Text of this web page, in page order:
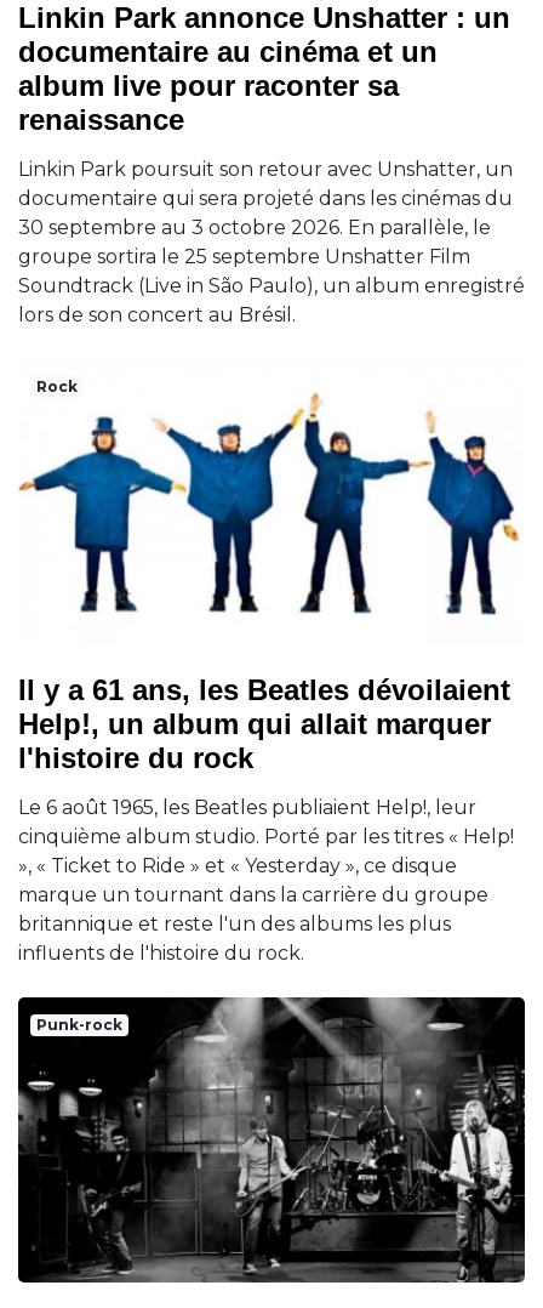
Linkin Park annonce Unshatter : un
documentaire au cinéma et un
album live pour raconter sa
renaissance
Linkin Park poursuit son retour avec Unshatter, un
documentaire qui sera projeté dans les cinémas du
30 septembre au 3 octobre 2026. En parallèle, le
groupe sortira le 25 septembre Unshatter Film
Soundtrack (Live in São Paulo), un album enregistré
lors de son concert au Brésil.
Rock
Il y a 61 ans, les Beatles dévoilaient
Help!, un album qui allait marquer
l'histoire du rock
Le 6 août 1965, les Beatles publiaient Help!, leur
cinquième album studio. Porté par les titres « Help!
», « Ticket to Ride » et « Yesterday », ce disque
marque un tournant dans la carrière du groupe
britannique et reste l'un des albums les plus
influents de l'histoire du rock.
Punk-rock